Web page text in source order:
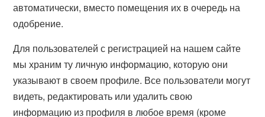
автоматически, вместо помещения их в очередь на
одобрение.
Для пользователей с регистрацией на нашем сайте
мы храним ту личную информацию, которую они
указывают в своем профиле. Все пользователи могут
видеть, редактировать или удалить свою
информацию из профиля в любое время (кроме